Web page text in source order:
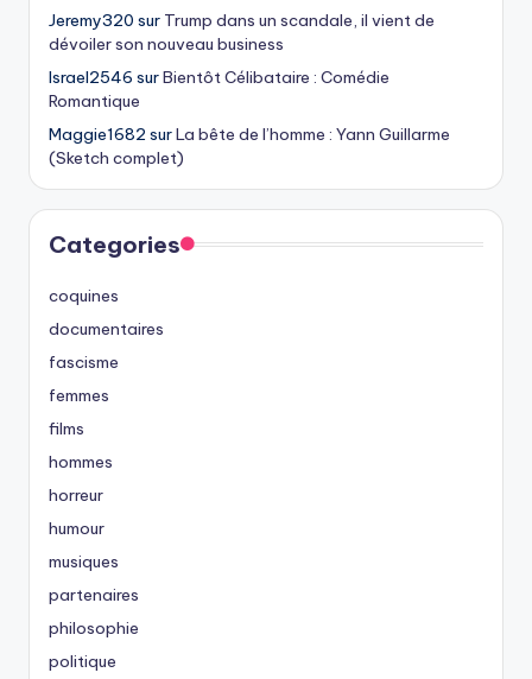
Jeremy320 sur Trump dans un scandale, il vient de
dévoiler son nouveau business
Israel2546 surBientôt Célibataire : Comédie
Romantique
Maggie1682 surLa bête de l’homme : Yann Guillarme
(Sketch complet)
Categories
coquines
documentaires
fascisme
femmes
films
hommes
horreur
humour
musiques
partenaires
philosophie
politique